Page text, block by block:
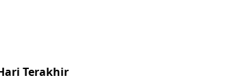
Terakhir